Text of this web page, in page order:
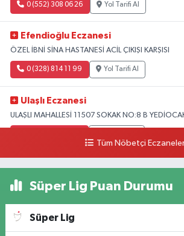
0 (552) 308 06 26 Yol Tarifi Al
Efendioğlu Eczanesi
ÖZEL İBNİ SİNA HASTANESİ ACİL ÇIKIŞI KARŞISI
0 (328) 814 11 99 Yol Tarifi Al
Ulaşlı Eczanesi
ULAŞLI MAHALLESİ 11507 SOKAK NO:8 B
Tüm Nöbetçi
Süper Lig Puan Durumu
Süper Lig